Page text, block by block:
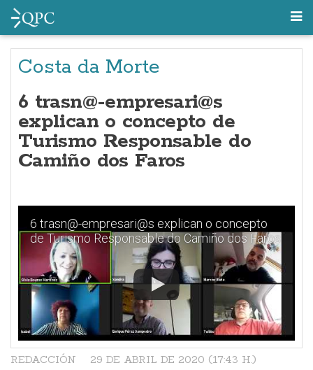
Costa da Morte
6 trasn@-empresari@s
explican o concepto de
Turismo Responsable do
Camiño dos Faros
6 trasn@-empresari@s explican o concepto
de Turismo Responsable do Camiño dos Faros
29 DE ABRIL DE 2020 (17:43 H.)
REDACCIÓN